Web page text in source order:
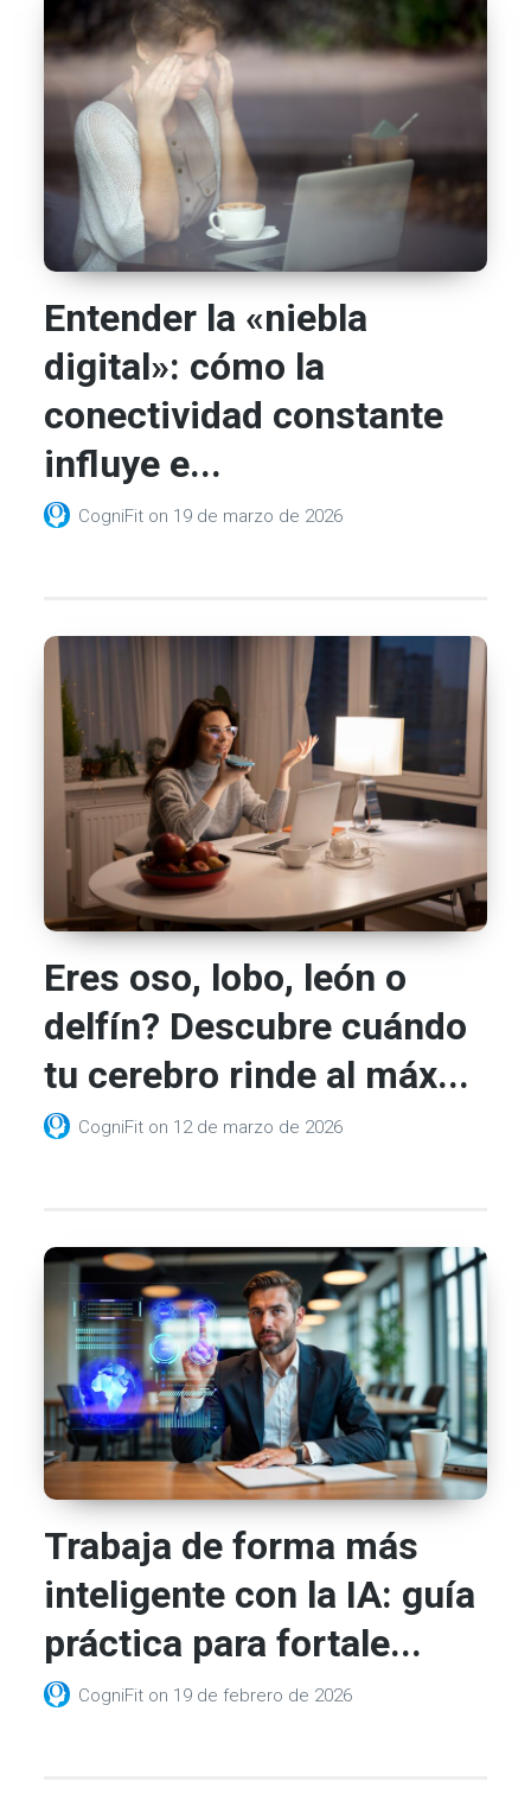
Entender la «niebla
digital»: cómo la
conectividad constante
influye e...
CogniFit on 19 de marzo de 2026
Eres oso, lobo, león o
delfín? Descubre cuándo
tu cerebro rinde al máx...
CogniFit on 12 de marzo de 2026
Trabaja de forma más
inteligente con la IA: guía
práctica para fortale...
CogniFit on 19 de febrero de 2026